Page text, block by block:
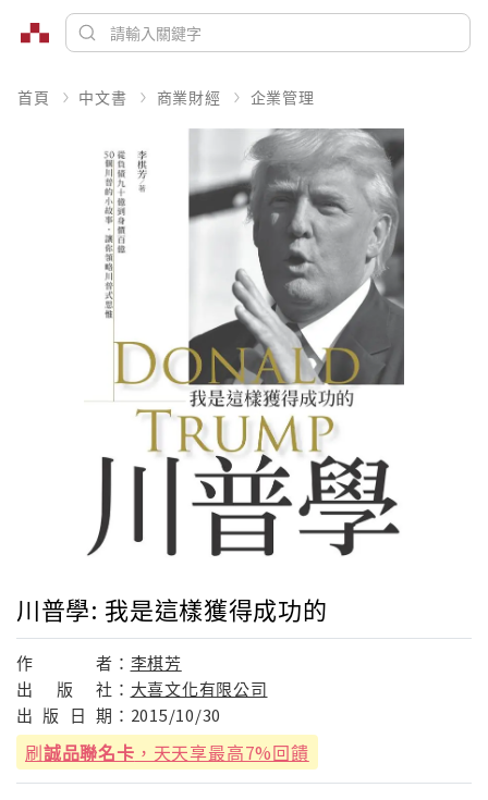
首頁 中文書 商業財經 企業管理
川普學: 我是這樣獲得成功的
作 者： 李棋芳
出
版 社： 大喜文化有限公司
出 版 日 期： 2015/10/30
刷誠品聯名卡 ，天天享最高7%回饋